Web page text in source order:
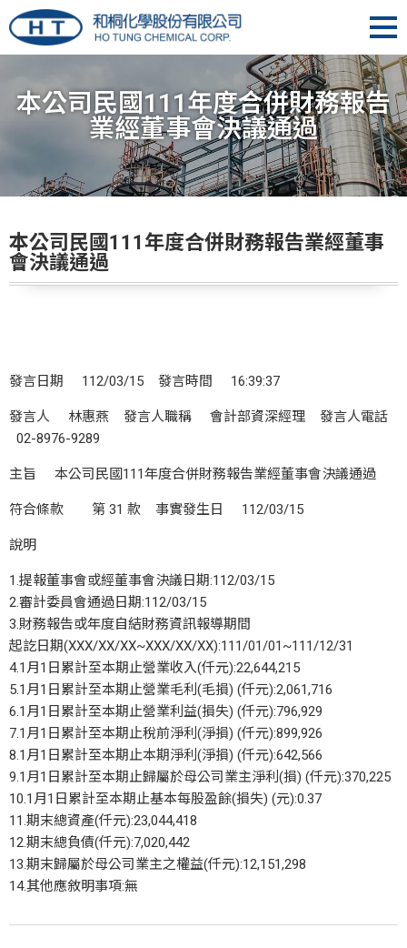
本公司民國111年度合併財務報告
業經董事會決議通過
本公司民國111年度合併財務報告業經董事
會決議通過
發言日期 112/03/15 發言時間 16:39:37
發言人 林惠燕 發言人職稱 會計部資深經理 發言人電話
02-8976-9289
主旨 本公司民國111年度合併財務報告業經董事會決議通過
符合條款 第 31 款 事實發生日 112/03/15
說明
1.提報董事會或經董事會決議日期:112/03/15
2.審計委員會通過日期:112/03/15
3.財務報告或年度自結財務資訊報導期間
起訖日期(XXX/XX/XX~XXX/XX/XX):111/01/01~111/12/31
4.1月1日累計至本期止營業收入(仟元):22,644,215
5.1月1日累計至本期止營業毛利(毛損) (仟元):2,061,716
6.1月1日累計至本期止營業利益(損失) (仟元):796,929
7.1月1日累計至本期止稅前淨利(淨損) (仟元):899,926
8.1月1日累計至本期止本期淨利(淨損) (仟元):642,566
9.1月1日累計至本期止歸屬於母公司業主淨利(損) (仟元):370,225
10.1月1日累計至本期止基本每股盈餘(損失) (元):0.37
11.期末總資產(仟元):23,044,418
12.期末總負債(仟元):7,020,442
13.期末歸屬於母公司業主之權益(仟元):12,151,298
14.其他應敘明事項:無